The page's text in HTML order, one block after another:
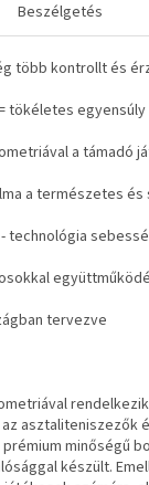
Beszélgetés
több kontrollt és
= tökéletes
a támadó
a természetes
- technológia
tervezve
minőségű
készült.